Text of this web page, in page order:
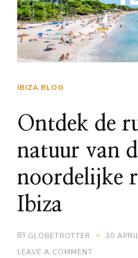
IBIZA BLOG
Ontdek de
natuur van
noordelijke
Ibiza
BY GLOBETROTTER
30
LEAVE A COMMENT